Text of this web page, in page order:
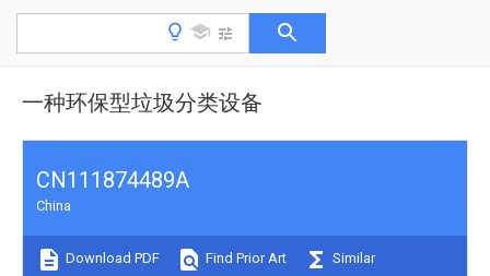
一种环保型垃圾分类设备
CN111874489A
China
Download PDF Find Prior Art Similar